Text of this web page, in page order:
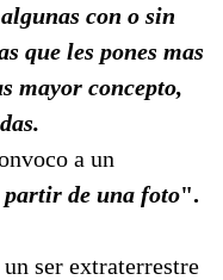
con o sin
que les pones mas
mayor concepto,
a un
partir de una foto".
ser extraterrestre